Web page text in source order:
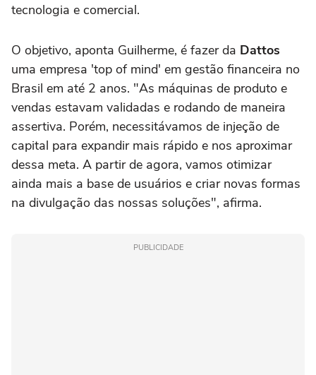
tecnologia e comercial.
O objetivo, aponta Guilherme, é fazer da Dattos
uma empresa 'top of mind' em gestão financeira no
Brasil em até 2 anos. "As máquinas de produto e
vendas estavam validadas e rodando de maneira
assertiva. Porém, necessitávamos de injeção de
capital para expandir mais rápido e nos aproximar
dessa meta. A partir de agora, vamos otimizar
ainda mais a base de usuários e criar novas formas
na divulgação das nossas soluções", afirma.
PUBLICIDADE